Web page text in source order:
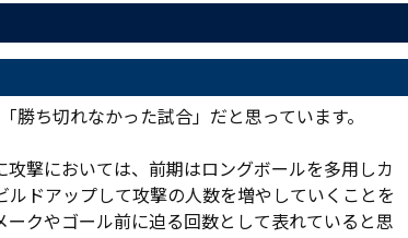
ち切れなかった試合」だと思っています。
撃においては、前期はロングボールを多用しカ
ドアップして攻撃の人数を増やしていくことを
クやゴール前に迫る回数として表れていると思